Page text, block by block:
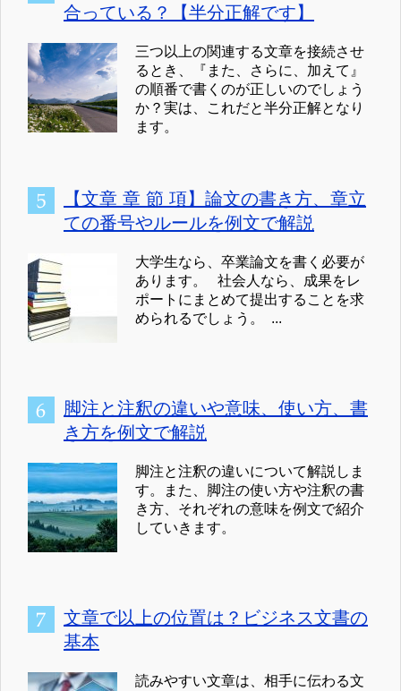
合っている？【半分正解です】
三つ以上の関連する文章を接続させ
るとき、『また、さらに、加えて』
の順番で書くのが正しいのでしょう
か？実は、これだと半分正解となり
ます。
【文章 章 節 項】論文の書き方、章立
ての番号やルールを例文で解説
大学生なら、卒業論文を書く必要が
あります。 社会人なら、成果をレ
ポートにまとめて提出することを求
められるでしょう。 ...
脚注と注釈の違いや意味、使い方、書
き方を例文で解説
脚注と注釈の違いについて解説しま
す。また、脚注の使い方や注釈の書
き方、それぞれの意味を例文で紹介
していきます。
文章で以上の位置は？ビジネス文書の
基本
読みやすい文章は、相手に伝わる文